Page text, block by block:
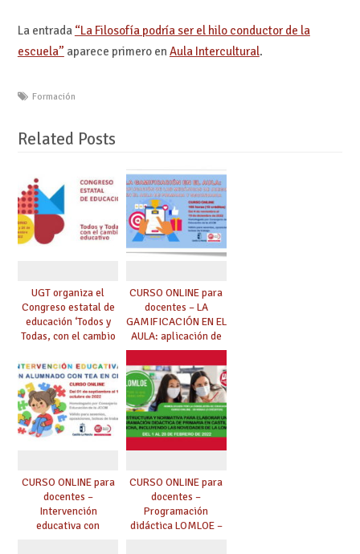
La entrada “La Filosofía podría ser el hilo conductor de la
escuela” aparece primero en Aula Intercultural.
Formación
Related Posts
UGT organiza el
Congreso estatal de
educación ‘Todos y
Todas, con el cambio
CURSO ONLINE para
docentes – LA
GAMIFICACIÓN EN EL
AULA: aplicación de
las mecánicas de
juego en el aula de
Primaria y
Secundaria – 105
horas [noviembre-
diciembre 2022]
CURSO ONLINE para
docentes –
Intervención
educativa con
CURSO ONLINE para
docentes –
Programación
didáctica LOMLOE –